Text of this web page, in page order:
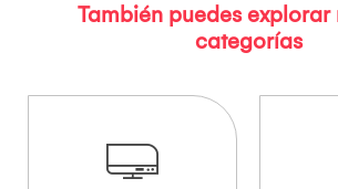
También puedes explorar
categorías